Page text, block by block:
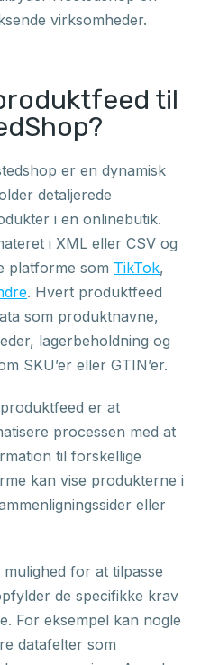
virksomheder.
til
er en dynamisk
detaljerede
i en onlinebutik.
i XML eller CSV og
platforme som TikTok,
. Hvert produktfeed
som produktnavne,
lagerbeholdning og
SKU’er eller GTIN’er.
er at
processen med at
til forskellige
kan vise produkterne i
eller
for at tilpasse
de specifikke krav
For eksempel kan nogle
datafelter som